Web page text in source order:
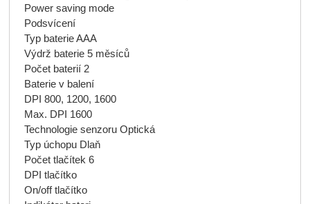
Power saving mode
Podsvícení
Typ baterie AAA
Výdrž baterie 5 měsíců
Počet baterií 2
Baterie v balení
DPI 800, 1200, 1600
Max. DPI 1600
Technologie senzoru Optická
Typ úchopu Dlaň
Počet tlačítek 6
DPI tlačítko
On/off tlačítko